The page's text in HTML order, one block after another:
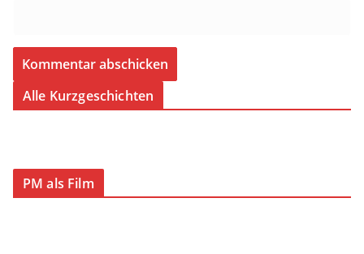
Alle Kurzgeschichten
PM als Film